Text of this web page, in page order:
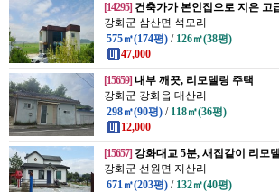
[14295] 건축가가 본인집으로 지은 고
강화군 삼산면 석모리
575㎡(174평) / 126㎡(38평)
47,000
[15659] 내부 깨끗, 리모델링 주택
강화군 강화읍 대산리
298㎡(90평) / 118㎡(36평)
12,000
[15657] 강화대교 5분, 새집같이 리모
강화군 선원면 지산리
671㎡(203평) / 132㎡(40평)